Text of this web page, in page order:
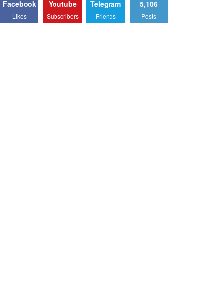
Facebook
Likes
Youtube
Subscribers
Telegram
Friends
5,106
Posts